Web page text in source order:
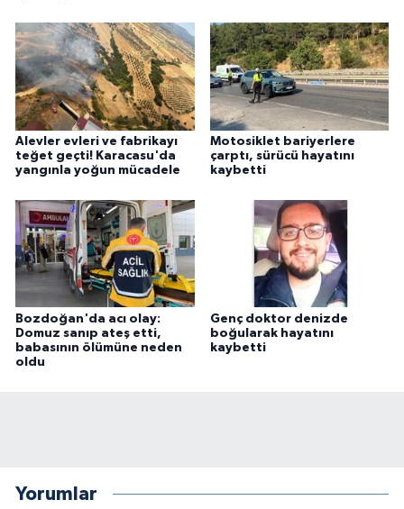
Alevler evleri ve fabrikayı
teğet geçti! Karacasu'da
yangınla yoğun mücadele
Motosiklet bariyerlere
çarptı, sürücü hayatını
kaybetti
Bozdoğan'da acı olay:
Domuz sanıp ateş etti,
babasının ölümüne neden
oldu
Genç doktor denizde
boğularak hayatını
kaybetti
Yorumlar